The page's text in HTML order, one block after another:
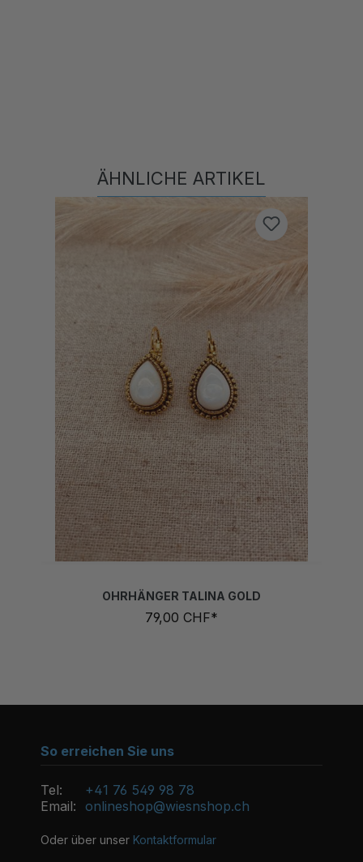
Produktgalerie überspringen
79,00 CHF*
So erreichen Sie uns
Tel:
+41 76 549 98 78
Email: onlineshop@wiesnshop.ch
Oder über unser Kontaktformular